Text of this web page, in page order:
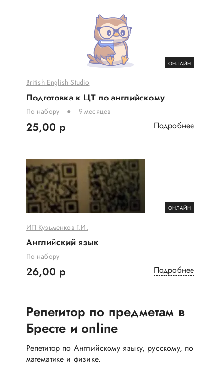
ОНЛАЙН
British English Studio
Подготовка к ЦТ по английскому
По набору 9 месяцев
25,00 р Подробнее
ОНЛАЙН
ИП Кузьменков Г.И.
Английский язык
По набору
26,00 р Подробнее
Репетитор по предметам в
Бресте и online
Репетитор по Английскому языку, русскому, по
математике и физике.